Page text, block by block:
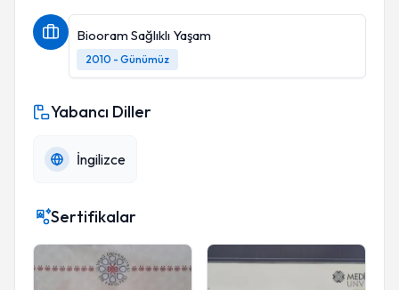
Biooram Sağlıklı Yaşam
2010 - Günümüz
Yabancı Diller
İngilizce
Sertifikalar